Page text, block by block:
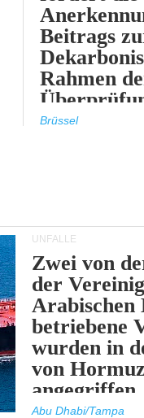
Beitrags
Rahmen
ETS.
Brüssel
UNFÄLLE
Zwei von
der
Arabischen
betriebene
wurden in
von
angegriffen.
Abu Dhabi/Tampa